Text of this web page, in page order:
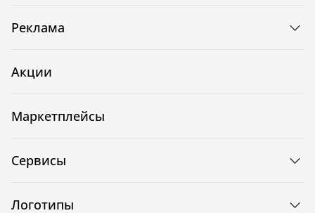
Реклама
Акции
Маркетплейсы
Сервисы
Логотипы